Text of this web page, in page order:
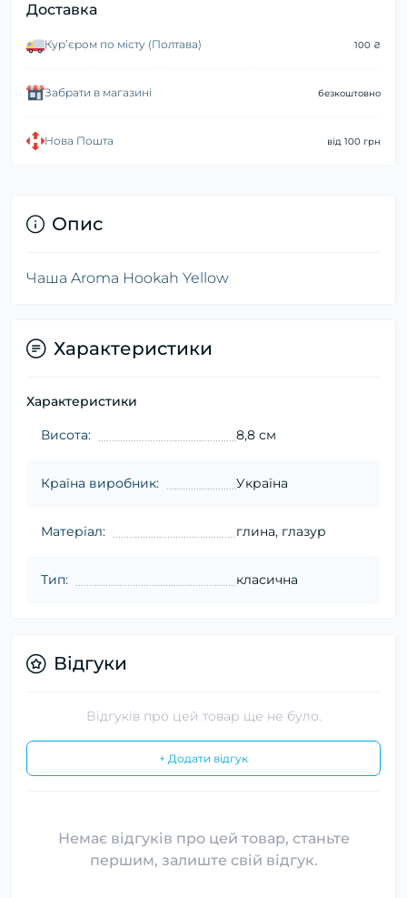
Доставка
Курʼєром по місту (Полтава) 100 ₴
Забрати в магазині безкоштовно
Нова Пошта від 100 грн
Опис
Чаша Aroma Hookah Yellow
Характеристики
Характеристики
Висота: 8,8 см
Країна виробник: Україна
Матеріал: глина, глазур
Тип: класична
Відгуки
Відгуків про цей товар ще не було.
+ Додати відгук
Немає відгуків про цей товар, станьте
першим, залиште свій відгук.